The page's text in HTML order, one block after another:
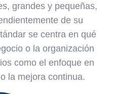
grandes y pequeñas,
de su
se centra en qué
o la organización
como el enfoque en
la mejora continua.